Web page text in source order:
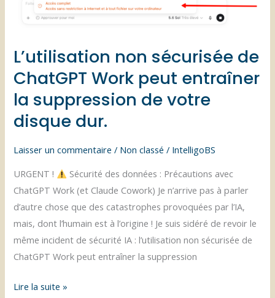
l’impact
sur
votre
visibilité
et
pérennité
L’utilisation non sécurisée de
ChatGPT Work peut entraîner
la suppression de votre
disque dur.
Laisser un commentaire / Non classé / IntelligoBS
URGENT !
Sécurité des données : Précautions avec
ChatGPT Work (et Claude Cowork) Je n’arrive pas à parler
d’autre chose que des catastrophes provoquées par l’IA,
mais, dont l’humain est à l’origine ! Je suis sidéré de revoir le
même incident de sécurité IA : l’utilisation non sécurisée de
ChatGPT Work peut entraîner la suppression
L’utilisation
Lire la suite »